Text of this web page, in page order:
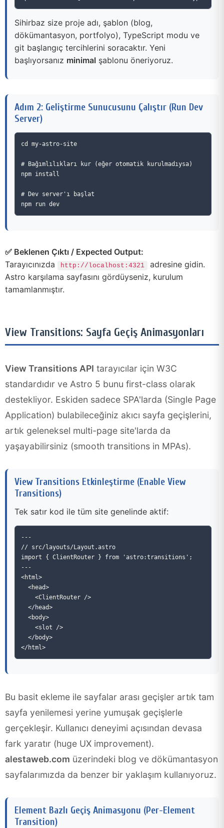
Sihirbaz size proje adı, şablon (blog,
dökümantasyon, portfolyo), TypeScript modu ve
git başlangıç tercihlerini soracaktır. Yeni
başlıyorsanız minimal şablonu öneriyoruz.
Adım 2: Geliştirme Sunucusunu Çalıştır (Run Dev
Server)
cd my-astro-site
# Bağımlılıkları kur (eğer otomatik kurulmadıysa)
npm install
# Dev server'ı başlat
✅ Beklenen Çıktı / Expected Output:
Tarayıcınızda
http://localhost:4321
adresine gidin.
Astro karşılama sayfasını gördüyseniz, kurulum
tamamlanmıştır.
View Transitions: Sayfa Geçiş Animasyonları
View Transitions API tarayıcılar için W3C
standardıdır ve Astro 5 bunu first-class olarak
destekliyor. Eskiden sadece SPA'larda (Single Page
Application) bulabileceğiniz akıcı sayfa geçişlerini,
artık geleneksel multi-page site'larda da
yaşayabilirsiniz (smooth transitions in MPAs).
View Transitions Etkinleştirme (Enable View
Transitions)
Tek satır kod ile tüm site genelinde aktif:
---
// src/layouts/Layout.astro
import { ClientRouter } from 'astro:transitions';
---
<html>
  <head>
    <ClientRouter />
  </head>
  <body>
    <slot />
  </body>
Bu basit ekleme ile sayfalar arası geçişler artık tam
sayfa yenilemesi yerine yumuşak geçişlerle
gerçekleşir. Kullanıcı deneyimi açısından devasa
fark yaratır (huge UX improvement).
alestaweb.com üzerindeki blog ve dökümantasyon
sayfalarımızda da benzer bir yaklaşım kullanıyoruz.
Element Bazlı Geçiş Animasyonu (Per-Element
Transition)